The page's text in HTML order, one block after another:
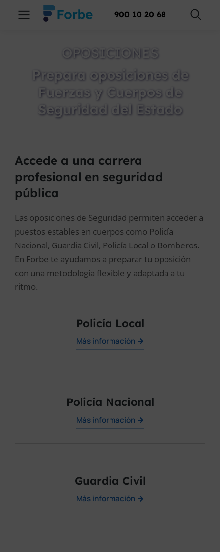
900 10 20 68
OPOSICIONES
Prepara oposiciones de
Fuerzas y Cuerpos de
Seguridad del Estado
Accede a una carrera
profesional en seguridad
pública
Las oposiciones de Seguridad permiten acceder a
puestos estables en cuerpos como Policía
Nacional, Guardia Civil, Policía Local o Bomberos.
En Forbe te ayudamos a preparar tu oposición
con una metodología flexible y adaptada a tu
ritmo.
Policía Local
Más información
Policía Nacional
Más información
Guardia Civil
Más información